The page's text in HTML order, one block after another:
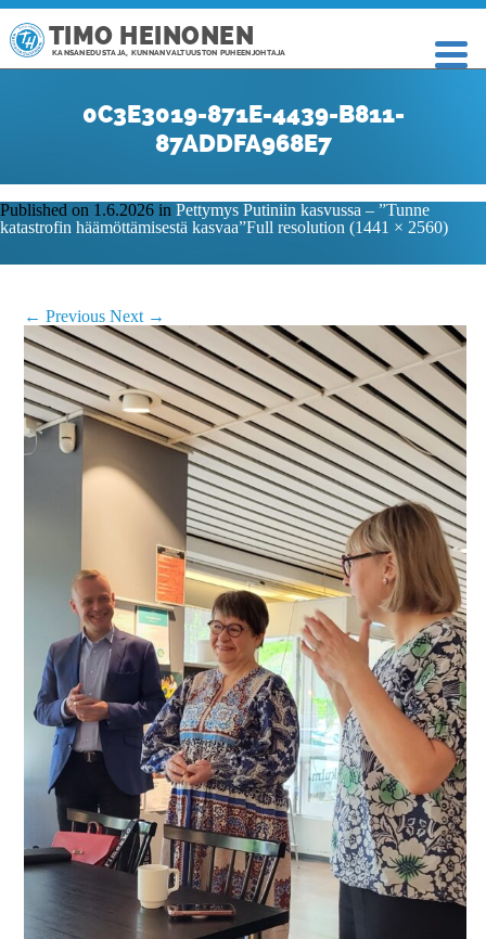
TIMO HEINONEN
KANSANEDUSTAJA, KUNNANVALTUUSTON PUHEENJOHTAJA
0C3E3019-871E-4439-B811-
87ADDFA968E7
Published on 1.6.2026 in Pettymys Putiniin kasvussa – ”Tunne
katastrofin häämöttämisestä kasvaa”Full resolution (1441 × 2560)
← Previous Next →